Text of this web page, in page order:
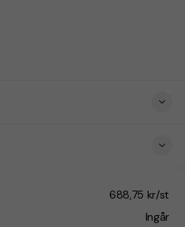
688,75 kr/st
Ingår